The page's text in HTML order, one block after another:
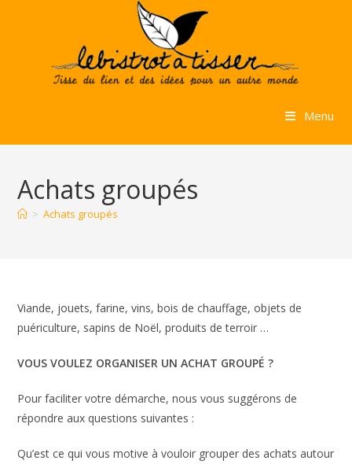
Menu
Achats groupés
> Achats groupés
Viande, jouets, farine, vins, bois de chauffage, objets de
puériculture, sapins de Noël, produits de terroir …
VOUS VOULEZ ORGANISER UN ACHAT GROUPÉ ?
Pour faciliter votre démarche, nous vous suggérons de
répondre aux questions suivantes :
Qu’est ce qui vous motive à vouloir grouper des achats autour